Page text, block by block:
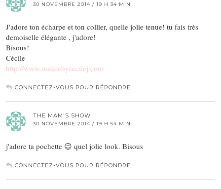
30 NOVEMBRE 2014 / 19 H 34 MIN
J'adore ton écharpe et ton collier, quelle jolie tenue! tu fais très
demoiselle élégante , j'adore!
Bisous!
Cécile
http://www.maxcebycecilej.com
CONNECTEZ-VOUS POUR RÉPONDRE
THE MAM'S SHOW
30 NOVEMBRE 2014 / 19 H 54 MIN
j'adore ta pochette 😉 quel jolie look. Bisous
CONNECTEZ-VOUS POUR RÉPONDRE